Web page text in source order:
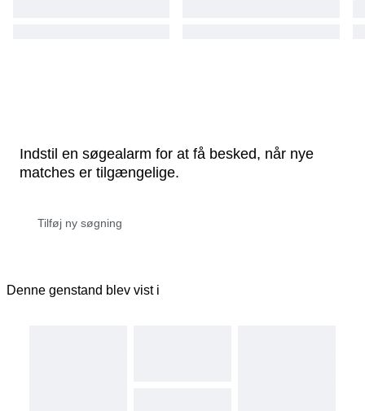
Indstil en søgealarm for at få besked, når nye
matches er tilgængelige.
Denne genstand blev vist i